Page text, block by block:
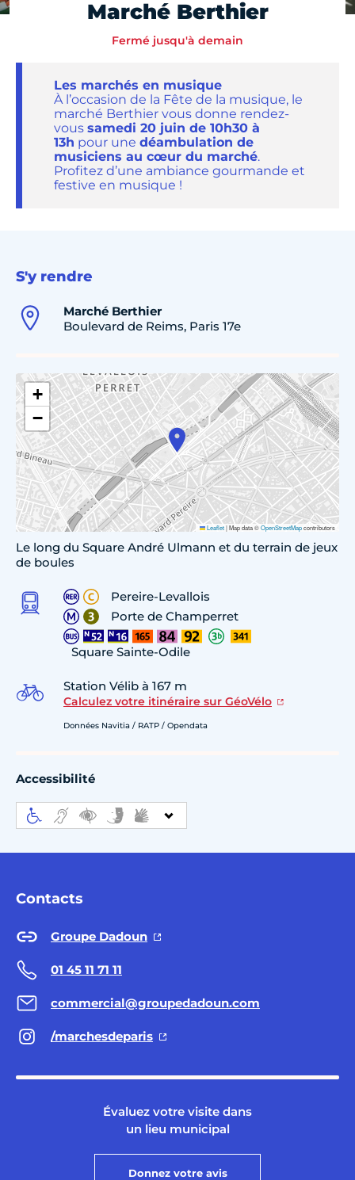
Marché Berthier
Fermé jusqu'à demain
Les marchés en musique
À l’occasion de la Fête de la musique, le
marché Berthier vous donne rendez-
vous samedi 20 juin de 10h30 à
13h pour une déambulation de
musiciens au cœur du marché.
Profitez d’une ambiance gourmande et
festive en musique !
S'y rendre
Marché Berthier
Boulevard de Reims, Paris 17e
+
−
Leaflet|Map data ©OpenStreetMapcontributors
Le long du Square André Ulmann et du terrain de jeux
de boules
Pereire-Levallois
Porte de Champerret
Square Sainte-Odile
Station Vélib à 167 m
Calculez votre itinéraire sur GéoVélo
Données Navitia / RATP / Opendata
Accessibilité
Contacts
Groupe Dadoun
01 45 11 71 11
commercial@groupedadoun.com
/marchesdeparis
Évaluez votre visite dans
un lieu municipal
Donnez votre avis